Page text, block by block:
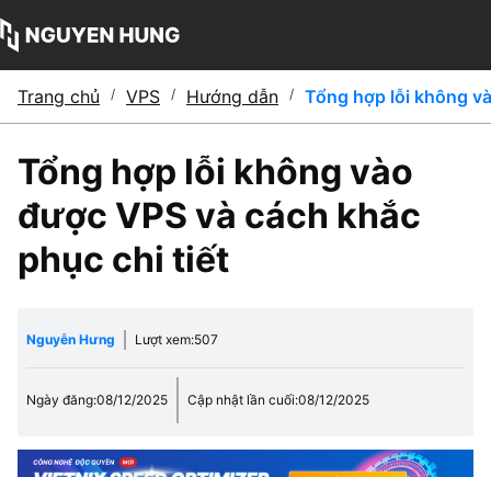
Trang chủ / VPS / Hướng dẫn / Tổng hợp lỗi không
Tổng hợp lỗi không vào
được VPS và cách khắc
phục chi tiết
Nguyễn Hưng Lượt xem:507
Ngày đăng:08/12/2025 Cập nhật lần cuối:08/12/2025